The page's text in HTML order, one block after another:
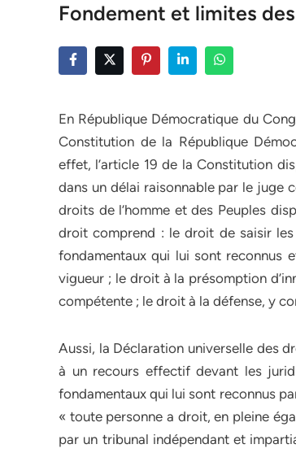
Fondement et limites
En République Démocratique du
Constitution de la République
effet, l’article 19 de la Constitution
dans un délai raisonnable par le juge
droits de l’homme et des Peuples
droit comprend : le droit de saisir
fondamentaux qui lui sont reconnus
vigueur ; le droit à la présomption
compétente ; le droit à la défense, y
Aussi, la Déclaration universelle des
à un recours effectif devant les
fondamentaux qui lui sont reconnus
« toute personne a droit, en pleine
par un tribunal indépendant et